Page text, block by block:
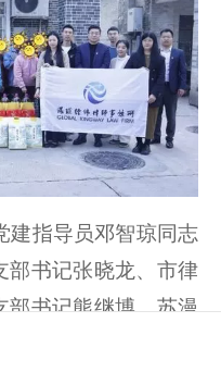
建指导员邓智琼同志
部书记张晓龙、市律
部书记熊继博、苏漫
成的慰问组抵达康园